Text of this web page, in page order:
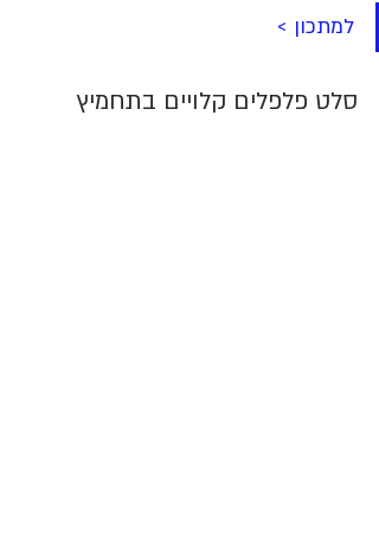
למתכון >
סלט פלפלים קלויים בתחמיץ